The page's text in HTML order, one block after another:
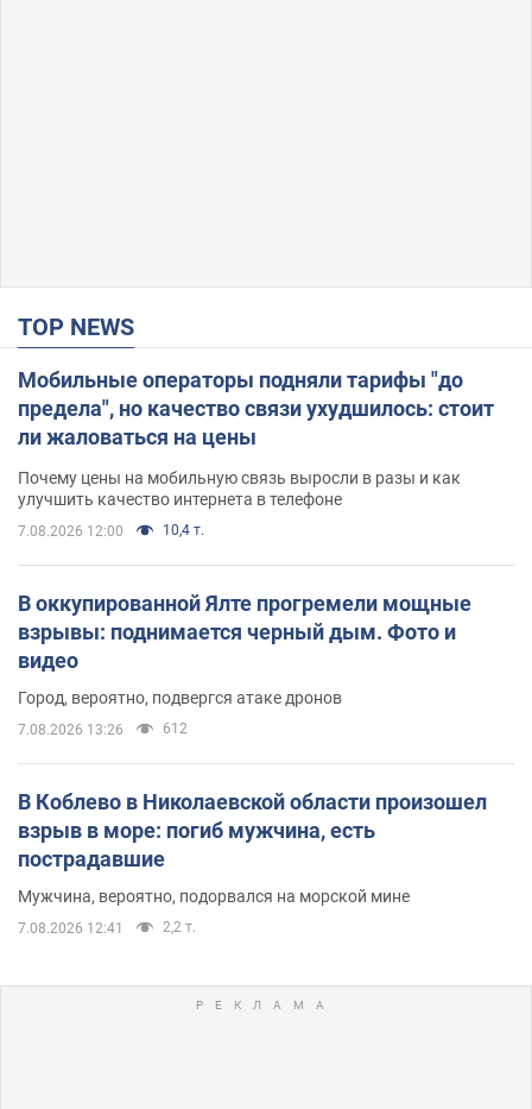
TOP NEWS
Мобильные операторы подняли тарифы "до
предела", но качество связи ухудшилось: стоит
ли жаловаться на цены
Почему цены на мобильную связь выросли в разы и как
улучшить качество интернета в телефоне
7.08.2026 12:00 10,4 т.
В оккупированной Ялте прогремели мощные
взрывы: поднимается черный дым. Фото и
видео
Город, вероятно, подвергся атаке дронов
7.08.2026 13:26 612
В Коблево в Николаевской области произошел
взрыв в море: погиб мужчина, есть
пострадавшие
Мужчина, вероятно, подорвался на морской мине
7.08.2026 12:41 2,2 т.